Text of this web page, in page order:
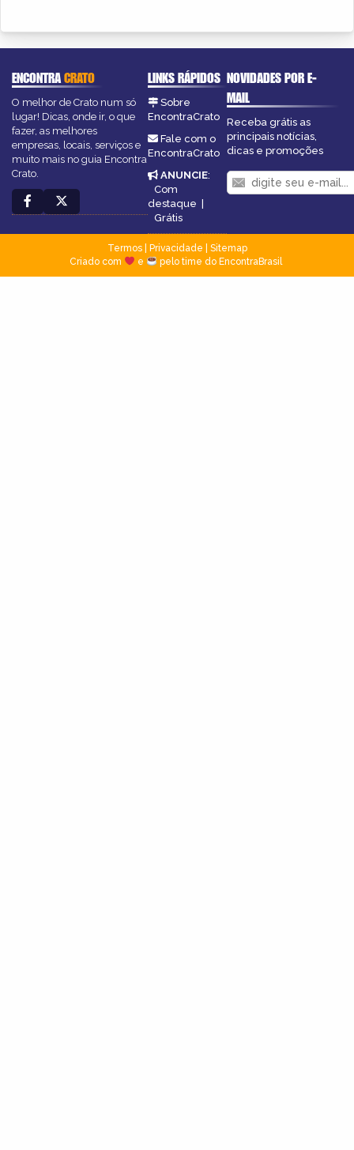
ENCONTRACRATO
O melhor de Crato num só
lugar! Dicas, onde ir, o que
fazer, as melhores
empresas, locais, serviços e
muito mais no guia Encontra
Crato.
LINKS RÁPIDOS
Sobre
EncontraCrato
Fale com o
EncontraCrato
ANUNCIE:
Com
destaque
Grátis
NOVIDADES POR E-
MAIL
Receba grátis as
principais notícias,
dicas e promoções
Termos| Privacidade
Sitemap
Criado com
e pelo time do EncontraBrasil